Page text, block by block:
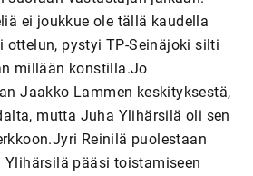
ei joukkue ole tällä kaudella
pystyi TP-Seinäjoki silti
millään konstilla.Jo
Jaakko Lammen keskityksestä,
mutta Juha Ylihärsilä oli sen
Reinilä puolestaan
pääsi toistamiseen